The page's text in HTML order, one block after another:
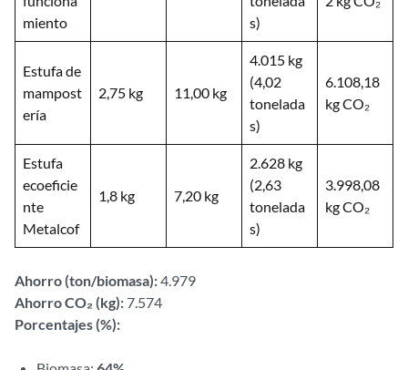
miento
s)
Estufa de
mampost
ería
2,75 kg 11,00 kg
4.015 kg
(4,02
tonelada
s)
6.108,18
kg CO₂
Estufa
ecoeficie
nte
Metalcof
1,8 kg 7,20 kg
2.628 kg
(2,63
tonelada
s)
3.998,08
kg CO₂
Ahorro (ton/biomasa):4.979
Ahorro CO₂ (kg): 7.574
Porcentajes (%):